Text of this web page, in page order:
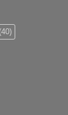
(40)